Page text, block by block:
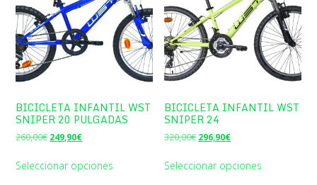
BICICLETA INFANTIL WST
SNIPER 20 PULGADAS
260,00€ El
original
249,90€El
actual
Seleccionar opciones
BICICLETA INFANTIL WST
SNIPER 24
320,00€ El
original
296,90€El
actual
Seleccionar opciones